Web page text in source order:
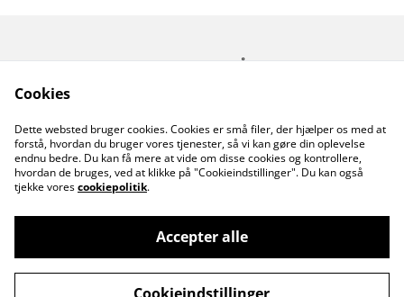
Kontakt os
Åbningstider
Cookiepolitik
©2026MusicDude
Cookies
Dette websted bruger cookies. Cookies er små filer, der hjælper os med at
forstå, hvordan du bruger vores tjenester, så vi kan gøre din oplevelse
endnu bedre. Du kan få mere at vide om disse cookies og kontrollere,
hvordan de bruges, ved at klikke på "Cookieindstillinger". Du kan også
tjekke vorescookiepolitik.
Accepter alle